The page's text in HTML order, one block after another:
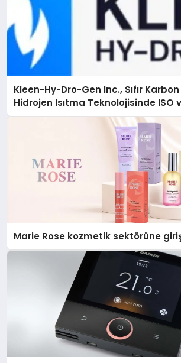
Kleen-Hy-Dro-Gen Inc., Sıfır
Hidrojen Isıtma Teknolojisinde ISO
Düzenleyici Onaylarını Aldı
Marie Rose kozmetik sektörüne